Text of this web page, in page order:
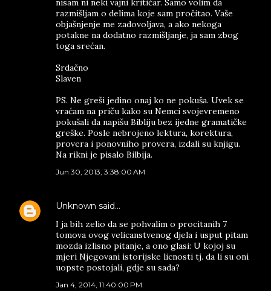
nisam ni neki vajni kritičar. Samo volim da
razmišljam o delima koje sam pročitao. Vaše
objašnjenje me zadovoljava, a ako nekoga
potakne na dodatno razmišljanje, ja sam zbog
toga srećan.
Srdačno
Slaven
PS. Ne greši jedino onaj ko ne pokuša. Uvek se
vraćam na priču kako su Nemci svojevremeno
pokušali da napišu Bibliju bez ijedne gramatičke
greške. Posle nebrojeno lektura, korektura,
provera i ponovniho provera, izdali su knjigu.
Na rikni je pisalo Bilbija.
Jun 30, 2013, 3:38:00 AM
Unknown said…
I ja bih zelio da se pohvalim o procitanih 7
tomova ovog velicanstvenog djela i usput pitam
mozda izlisno pitanje, a ono glasi: U kojoj su
mjeri Njegovani istorijske licnosti tj. da li su oni
uopste postojali, gdje su sada?
Jan 4, 2014, 11:40:00 PM